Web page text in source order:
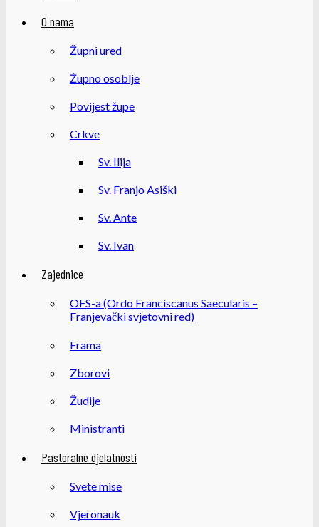
O nama
Župni ured
Župno osoblje
Povijest župe
Crkve
Sv. Ilija
Sv. Franjo Asiški
Sv. Ante
Sv. Ivan
Zajednice
OFS-a (Ordo Franciscanus Saecularis –
Franjevački svjetovni red)
Frama
Zborovi
Žudije
Ministranti
Pastoralne djelatnosti
Svete mise
Vjeronauk